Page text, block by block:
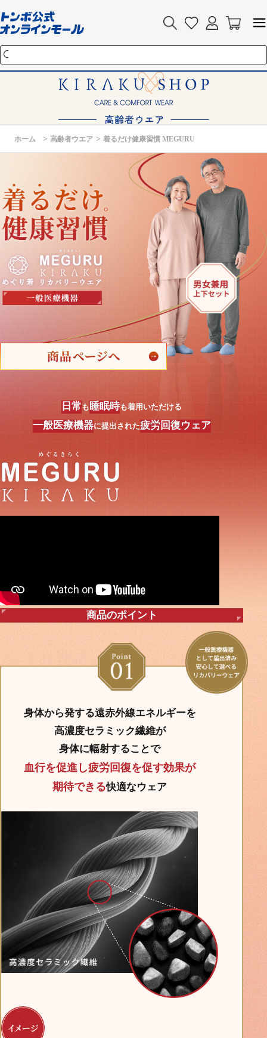
ホーム > 高齢者ウエア > 着るだけ健康習慣 MEGURU
日常 も 睡眠時も着用いただける
一般医療機器に提出された疲労回復ウェア
商品のポイント
身体から発する遠赤外線エネルギーを
高濃度セラミック繊維が
身体に輻射することで
血行を促進し疲労回復を促す効果が
期待できる快適なウェア